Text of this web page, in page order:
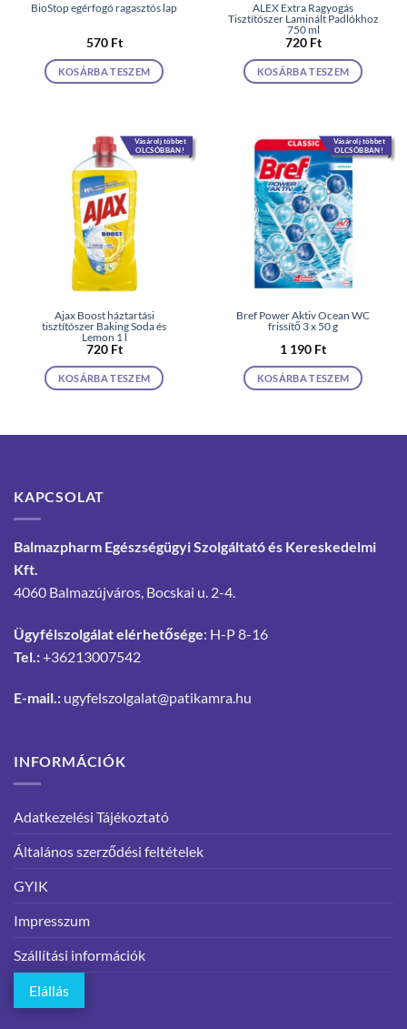
BioStop egérfogó ragasztós lap
570 Ft
KOSÁRBA TESZEM
ALEX Extra Ragyogás
Tisztítószer Laminált Padlókhoz
750 ml
720 Ft
KOSÁRBA TESZEM
Vásárolj többet
OLCSÓBBAN!
Ajax Boost háztartási
tisztítószer Baking Soda és
Lemon 1 l
720 Ft
KOSÁRBA TESZEM
Vásárolj többet
OLCSÓBBAN!
Bref Power Aktiv Ocean WC
frissítő 3 x 50 g
1 190 Ft
KOSÁRBA TESZEM
KAPCSOLAT
Balmazpharm Egészségügyi Szolgáltató és Kereskedelmi
Kft.
4060 Balmazújváros, Bocskai u. 2-4.
Ügyfélszolgálat elérhetősége: H-P 8-16
Tel.:+36213007542
E-mail.: ugyfelszolgalat@patikamra.hu
INFORMÁCIÓK
Adatkezelési Tájékoztató
Általános szerződési feltételek
GYIK
Impresszum
Szállítási információk
Elállás